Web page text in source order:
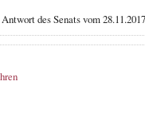
des Senats vom